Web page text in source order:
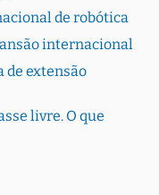
de robótica
internacional
de extensão
livre. O que